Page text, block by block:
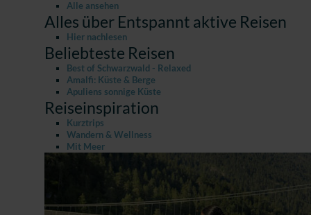
Alle ansehen
Alles über Entspannt aktive Reisen
Hier nachlesen
Beliebteste Reisen
Best of Schwarzwald - Relaxed
Amalfi: Küste & Berge
Apuliens sonnige Küste
Reiseinspiration
Kurztrips
Wandern & Wellness
Mit Meer